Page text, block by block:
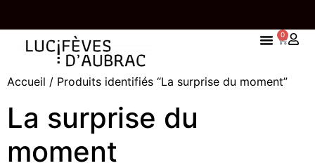
EST OFFERTE À PARTIR DE 65 EUROS
D’ACHATS
UNE
0
Accueil / Produits identifiés “La surprise du moment”
La surprise du
moment